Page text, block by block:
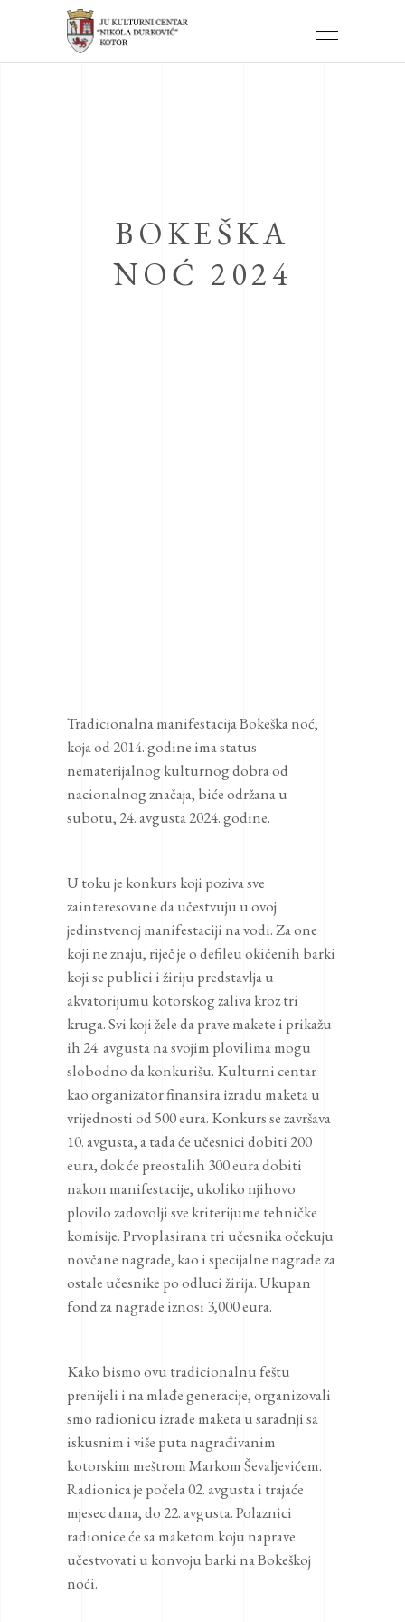
BOKEŠKA
NOĆ 2024
Tradicionalna manifestacija Bokeška noć,
koja od 2014. godine ima status
nematerijalnog kulturnog dobra od
nacionalnog značaja, biće održana u
subotu, 24. avgusta 2024. godine.
U toku je konkurs koji poziva sve
zainteresovane da učestvuju u ovoj
jedinstvenoj manifestaciji na vodi. Za one
koji ne znaju, riječ je o defileu okićenih barki
koji se publici i žiriju predstavlja u
akvatorijumu kotorskog zaliva kroz tri
kruga. Svi koji žele da prave makete i prikažu
ih 24. avgusta na svojim plovilima mogu
slobodno da konkurišu. Kulturni centar
kao organizator finansira izradu maketa u
vrijednosti od 500 eura. Konkurs se završava
10. avgusta, a tada će učesnici dobiti 200
eura, dok će preostalih 300 eura dobiti
nakon manifestacije, ukoliko njihovo
plovilo zadovolji sve kriterijume tehničke
komisije. Prvoplasirana tri učesnika očekuju
novčane nagrade, kao i specijalne nagrade za
ostale učesnike po odluci žirija. Ukupan
fond za nagrade iznosi 3,000 eura.
Kako bismo ovu tradicionalnu feštu
prenijeli i na mlađe generacije, organizovali
smo radionicu izrade maketa u saradnji sa
iskusnim i više puta nagrađivanim
kotorskim meštrom Markom Ševaljevićem.
Radionica je počela 02. avgusta i trajaće
mjesec dana, do 22. avgusta. Polaznici
radionice će sa maketom koju naprave
učestvovati u konvoju barki na Bokeškoj
noći.